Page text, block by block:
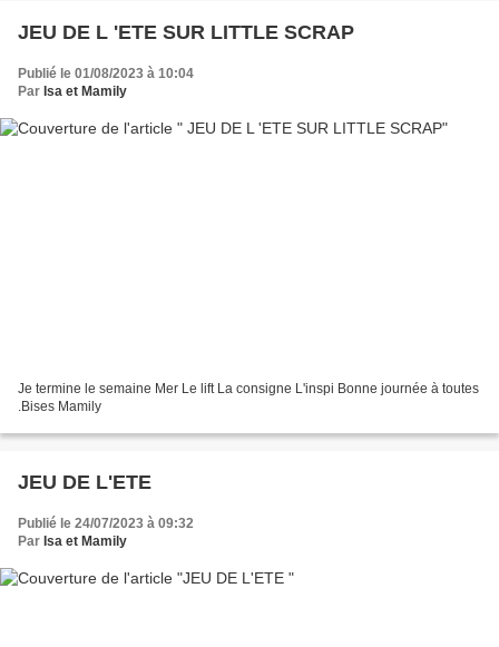
JEU DE L 'ETE SUR LITTLE SCRAP
Publié le 01/08/2023 à 10:04
Par Isa et Mamily
Je termine le semaine Mer Le lift La consigne L'inspi Bonne journée à toutes
.Bises Mamily
JEU DE L'ETE
Publié le 24/07/2023 à 09:32
Par Isa et Mamily